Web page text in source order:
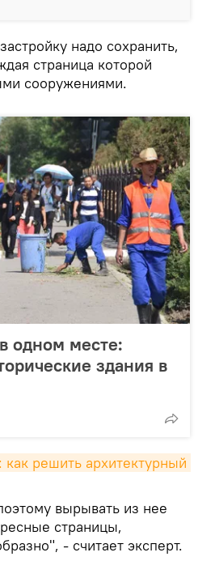
надо сохранить,
страница которой
сооружениями.
одном месте:
здания в
решить архитектурный
вырывать из нее
страницы,
- считает эксперт.